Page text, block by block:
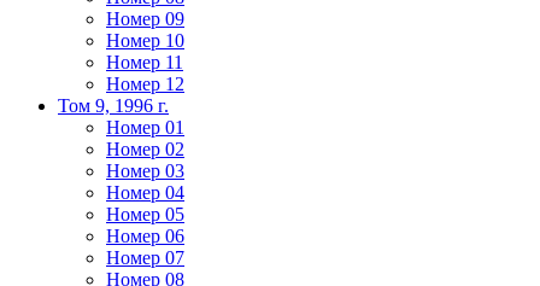
Номер 09
Номер 10
Номер 11
Номер 12
Том 9, 1996 г.
Номер 01
Номер 02
Номер 03
Номер 04
Номер 05
Номер 06
Номер 07
Номер 08